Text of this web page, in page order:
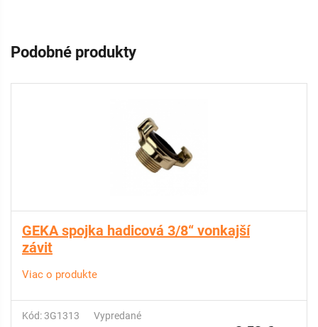
Podobné produkty
GEKA spojka hadicová 3/8“ vonkajší
závit
Viac o produkte
Kód: 3G1313 Vypredané